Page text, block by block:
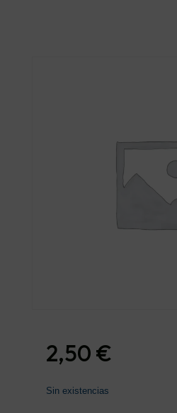
2,50 €
Sin existencias